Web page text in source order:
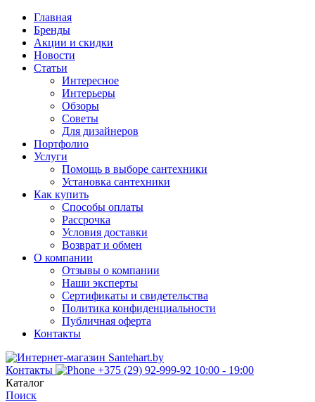
Главная
Бренды
Акции и скидки
Новости
Статьи
Интересное
Интерьеры
Обзоры
Советы
Для дизайнеров
Портфолио
Услуги
Помощь в выборе сантехники
Установка сантехники
Как купить
Способы оплаты
Рассрочка
Условия доставки
Возврат и обмен
О компании
Отзывы о компании
Наши эксперты
Сертификаты и свидетельства
Политика конфиденциальности
Публичная оферта
Контакты
Контакты +375 (29) 92-999-92 10:00 - 19:00
Каталог
Поиск